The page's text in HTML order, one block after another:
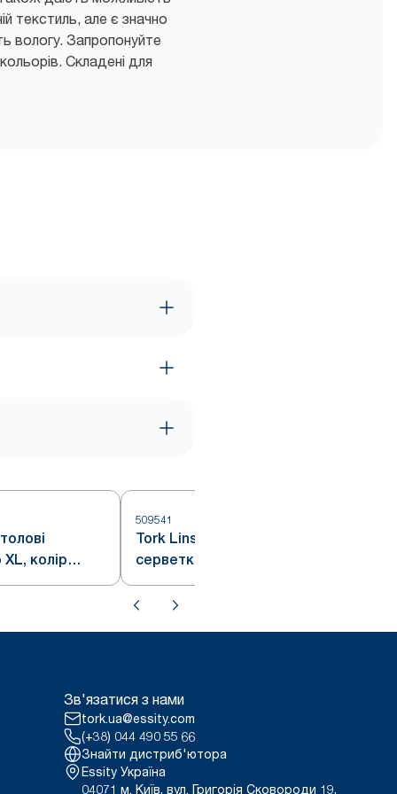
текстиль, але є значно
вологу. Запропонуйте
Складені для
колір
509541
Tork Linstyle® коктейльні
серветки, колір білий
Зв'язатися з нами
tork.ua@essity.com
(+38) 044 490 55 66
Знайти дистриб'ютора
Essity Україна
04071 м. Київ, вул. Григорія Сковороди 19,